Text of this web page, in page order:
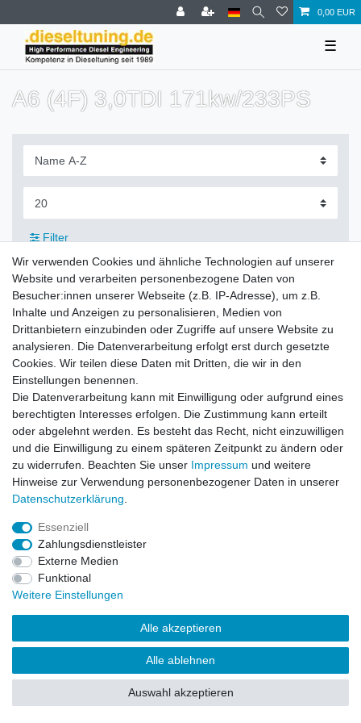
0,00 EUR
☰
A6 (4F) 3,0TDI 171kw/233PS
Filter
Zahlung und Versand
Daten­schutz­erklärung
Barrierefreiheitserklärung Widerrufs­recht
Vertrag widerrufen
© Copyright 2026 | Alle Rechte vorbehalten.
Wir verwenden Cookies und ähnliche Technologien auf unserer
Website und verarbeiten personenbezogene Daten von
Besucher:innen unserer Webseite (z.B. IP-Adresse), um z.B.
Inhalte und Anzeigen zu personalisieren, Medien von
Drittanbietern einzubinden oder Zugriffe auf unsere Website zu
analysieren. Die Datenverarbeitung erfolgt erst durch gesetzte
Cookies. Wir teilen diese Daten mit Dritten, die wir in den
Einstellungen benennen.
Die Datenverarbeitung kann mit Einwilligung oder aufgrund eines
berechtigten Interesses erfolgen. Die Zustimmung kann erteilt
oder abgelehnt werden. Es besteht das Recht, nicht einzuwilligen
und die Einwilligung zu einem späteren Zeitpunkt zu ändern oder
zu widerrufen. Beachten Sie unser Impressum und weitere
Hinweise zur Verwendung personenbezogener Daten in unserer
Daten­schutz­erklärung
Essenziell
Zahlungsdienstleister
Externe Medien
Funktional
Weitere Einstellungen
Alle akzeptieren
Alle ablehnen
Auswahl akzeptieren